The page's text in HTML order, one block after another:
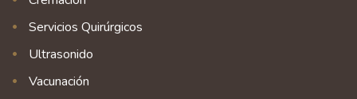
Servicios Quirúrgicos
Ultrasonido
Vacunación